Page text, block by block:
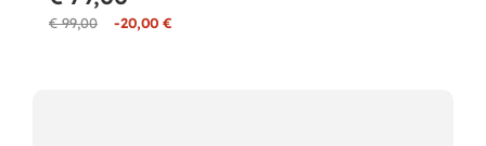
€ 99,00 -20,00 €